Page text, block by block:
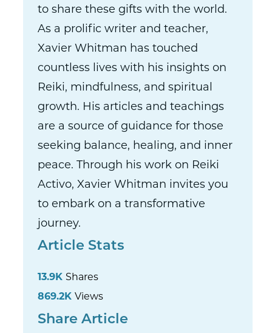
to share these gifts with the world.
As a prolific writer and teacher,
Xavier Whitman has touched
countless lives with his insights on
Reiki, mindfulness, and spiritual
growth. His articles and teachings
are a source of guidance for those
seeking balance, healing, and inner
peace. Through his work on Reiki
Activo, Xavier Whitman invites you
to embark on a transformative
journey.
Article Stats
13.9K Shares
869.2KViews
Share Article